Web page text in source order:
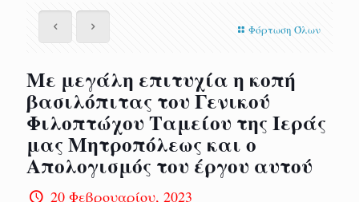
Φόρτωση Όλων
Με μεγάλη επιτυχία η κοπή
βασιλόπιτας του Γενικού
Φιλοπτώχου Ταμείου της Ιεράς
μας Μητροπόλεως και ο
Απολογισμός του έργου αυτού
20 Φεβρουαρίου, 2023